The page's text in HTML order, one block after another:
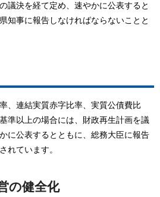
議決を経て定め、速やかに公表すると
知事に報告しなければならないことと
、連結実質赤字比率、実質公債費比
準以上の場合には、財政再生計画を議
に公表するとともに、総務大臣に報告
れています。
の健全化